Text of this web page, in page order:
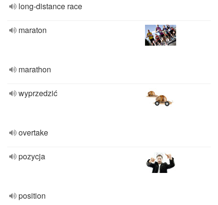
long-distance race
maraton
marathon
wyprzedzić
overtake
pozycja
position